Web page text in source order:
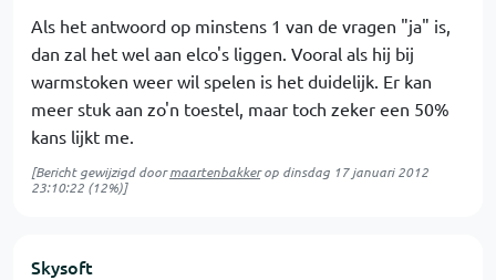
Als het antwoord op minstens 1 van de vragen "ja" is,
dan zal het wel aan elco's liggen. Vooral als hij bij
warmstoken weer wil spelen is het duidelijk. Er kan
meer stuk aan zo'n toestel, maar toch zeker een 50%
kans lijkt me.
[Bericht gewijzigd doormaartenbakkerop dinsdag 17 januari 2012
23:10:22 (12%)]
Skysoft